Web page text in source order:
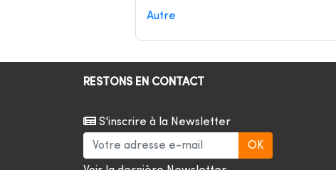
Autre
RESTONS EN CONTACT
S'inscrire à la Newsletter